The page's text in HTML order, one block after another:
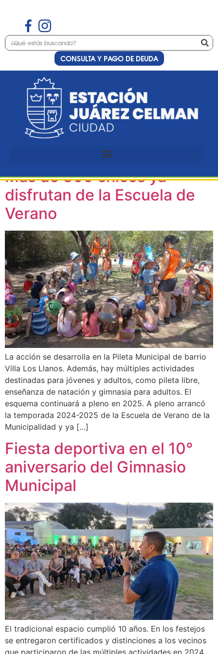
CONSULTA Y PAGO DE DEUDA
Etiqueta:deportes
en Estación Juárez
Más de 300 chicos ya
disfrutan de la Escuela de
Verano
La acción se desarrolla en la Pileta Municipal de barrio
Villa Los Llanos. Además, hay múltiples actividades
destinadas para jóvenes y adultos, como pileta libre,
enseñanza de natación y gimnasia para adultos. El
esquema continuará a pleno en 2025. A pleno arrancó
la temporada 2024-2025 de la Escuela de Verano de la
Municipalidad y ya […]
Fiesta deportiva en el 10°
aniversario del Gimnasio
Municipal
El tradicional espacio cumplió 10 años. En los festejos
se entregaron certificados y distinciones a los vecinos